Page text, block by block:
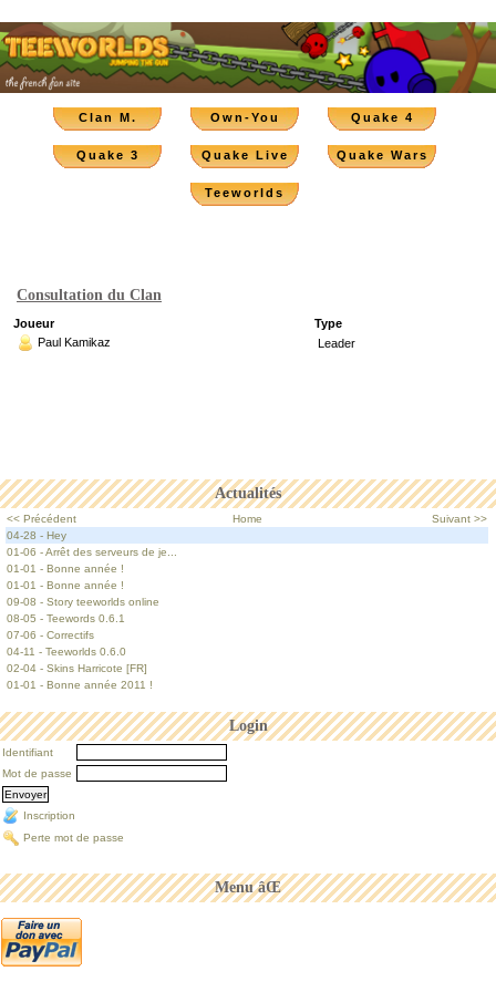
Clan M. Own-You Quake 4
Quake 3 Quake Live Quake Wars
Teeworlds
Menu âŒ
Actualités
<< Précédent Home
Suivant >>
04-28 - Hey
01-06 - Arrêt des serveurs de je...
01-01 - Bonne année !
01-01 - Bonne année !
09-08 - Story teeworlds online
08-05 - Teewords 0.6.1
07-06 - Correctifs
04-11 - Teeworlds 0.6.0
02-04 - Skins Harricote [FR]
01-01 - Bonne année 2011 !
Login
Identifiant
Mot de passe
Inscription
Perte mot de passe
Consultation du Clan
Joueur
Type
Paul Kamikaz
Leader